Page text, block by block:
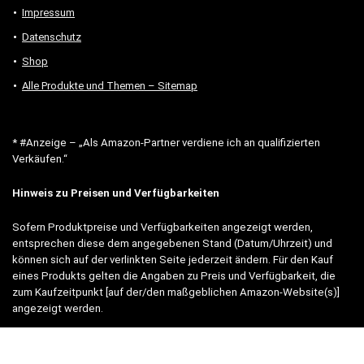
Impressum
Datenschutz
Shop
Alle Produkte und Themen – Sitemap
* #Anzeige – „Als Amazon-Partner verdiene ich an qualifizierten
Verkäufen.“
Hinweis zu Preisen und Verfügbarkeiten
Sofern Produktpreise und Verfügbarkeiten angezeigt werden,
entsprechen diese dem angegebenen Stand (Datum/Uhrzeit) und
können sich auf der verlinkten Seite jederzeit ändern. Für den Kauf
eines Produkts gelten die Angaben zu Preis und Verfügbarkeit, die
zum Kaufzeitpunkt [auf der/den maßgeblichen Amazon-Website(s)]
angezeigt werden.